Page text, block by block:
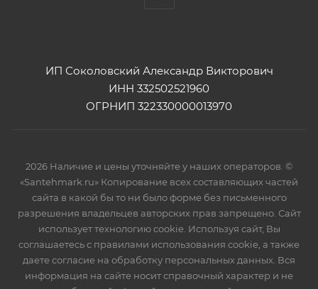
ИП Соколовский Александр Викторович
ИНН 332502521960
ОГРНИП 322330000013970
2026 Наличие и цены уточняйте у наших операторов. ©
«Santehmark.ru» Копирование всех составляющих частей
сайта в какой бы то ни было форме без письменного
разрешения владельцев авторских прав запрещено. Сайт
использует технологию cookie. Используя сайт, Вы
соглашаетесь с правилами использования cookie, а также
даете согласие на обработку персональных данных. Вся
информация на сайте носит справочный характер и не